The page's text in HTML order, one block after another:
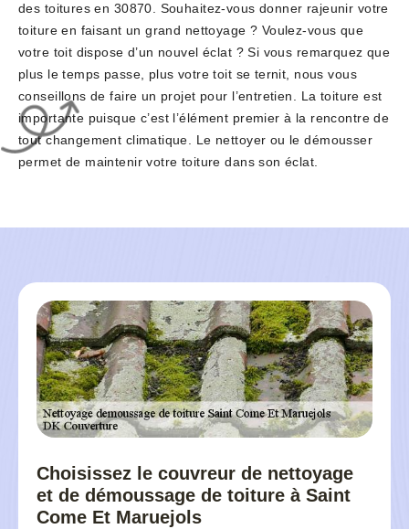
des toitures en 30870. Souhaitez-vous donner rajeunir votre
toiture en faisant un grand nettoyage ? Voulez-vous que
votre toit dispose d’un nouvel éclat ? Si vous remarquez que
plus le temps passe, plus votre toit se ternit, nous vous
conseillons de faire un projet pour l’entretien. La toiture est
importante puisque c’est l’élément premier à la rencontre de
tout changement climatique. Le nettoyer ou le démousser
permet de maintenir votre toiture dans son éclat.
Choisissez le couvreur de nettoyage
et de démoussage de toiture à Saint
Come Et Maruejols